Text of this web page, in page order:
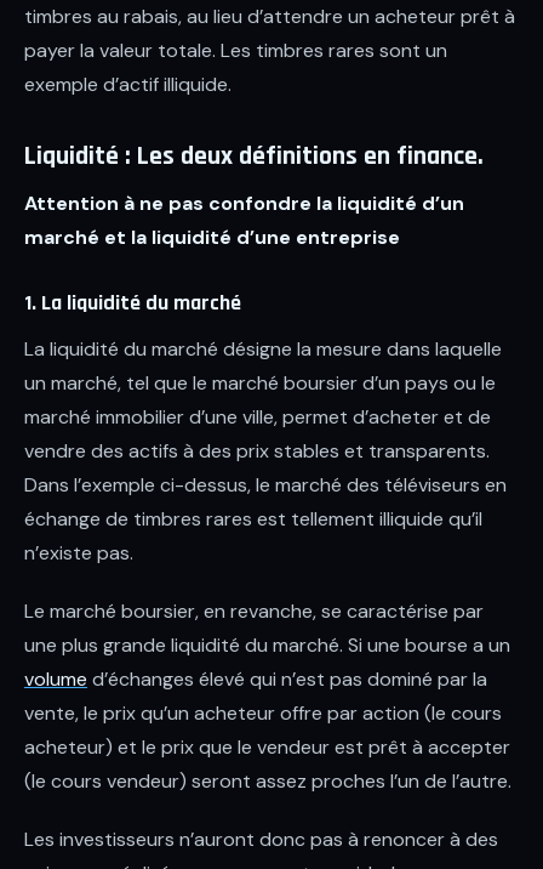
timbres au rabais, au lieu d’attendre un acheteur prêt à
payer la valeur totale. Les timbres rares sont un
exemple d’actif illiquide.
Liquidité : Les deux définitions en finance.
Attention à ne pas confondre la liquidité d’un
marché et la liquidité d’une entreprise
1. La liquidité du marché
La liquidité du marché désigne la mesure dans laquelle
un marché, tel que le marché boursier d’un pays ou le
marché immobilier d’une ville, permet d’acheter et de
vendre des actifs à des prix stables et transparents.
Dans l’exemple ci-dessus, le marché des téléviseurs en
échange de timbres rares est tellement illiquide qu’il
n’existe pas.
Le marché boursier, en revanche, se caractérise par
une plus grande liquidité du marché. Si une bourse a un
volume d’échanges élevé qui n’est pas dominé par la
vente, le prix qu’un acheteur offre par action (le cours
acheteur) et le prix que le vendeur est prêt à accepter
(le cours vendeur) seront assez proches l’un de l’autre.
Les investisseurs n’auront donc pas à renoncer à des